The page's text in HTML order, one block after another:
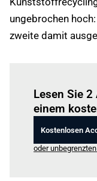
ungebrochen
zweite damit
Lesen Sie
einem
Kostenlosen
oder